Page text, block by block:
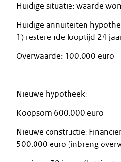
Huidige situatie: waarde
Huidige annuïteiten
1) resterende looptijd 24
Overwaarde: 100.000 euro
Nieuwe hypotheek:
Koopsom 600.000 euro
Nieuwe constructie:
500.000 euro (inbreng